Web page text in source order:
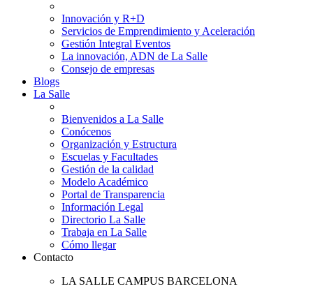
Innovación y R+D
Servicios de Emprendimiento y Aceleración
Gestión Integral Eventos
La innovación, ADN de La Salle
Consejo de empresas
Blogs
La Salle
Bienvenidos a La Salle
Conócenos
Organización y Estructura
Escuelas y Facultades
Gestión de la calidad
Modelo Académico
Portal de Transparencia
Información Legal
Directorio La Salle
Trabaja en La Salle
Cómo llegar
Contacto
LA SALLE CAMPUS BARCELONA